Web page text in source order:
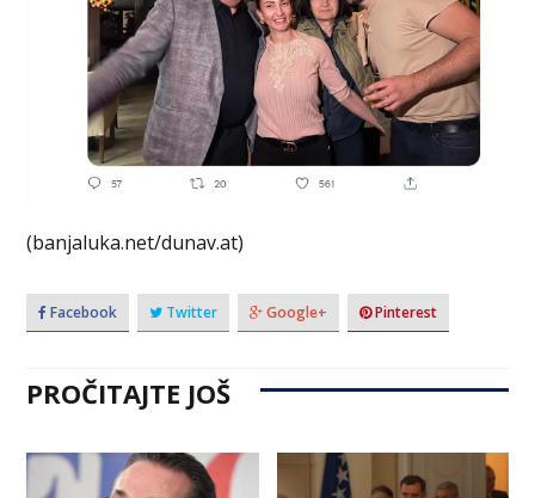
(banjaluka.net/dunav.at)
Facebook Twitter Google+ Pinterest
PROČITAJTE JOŠ